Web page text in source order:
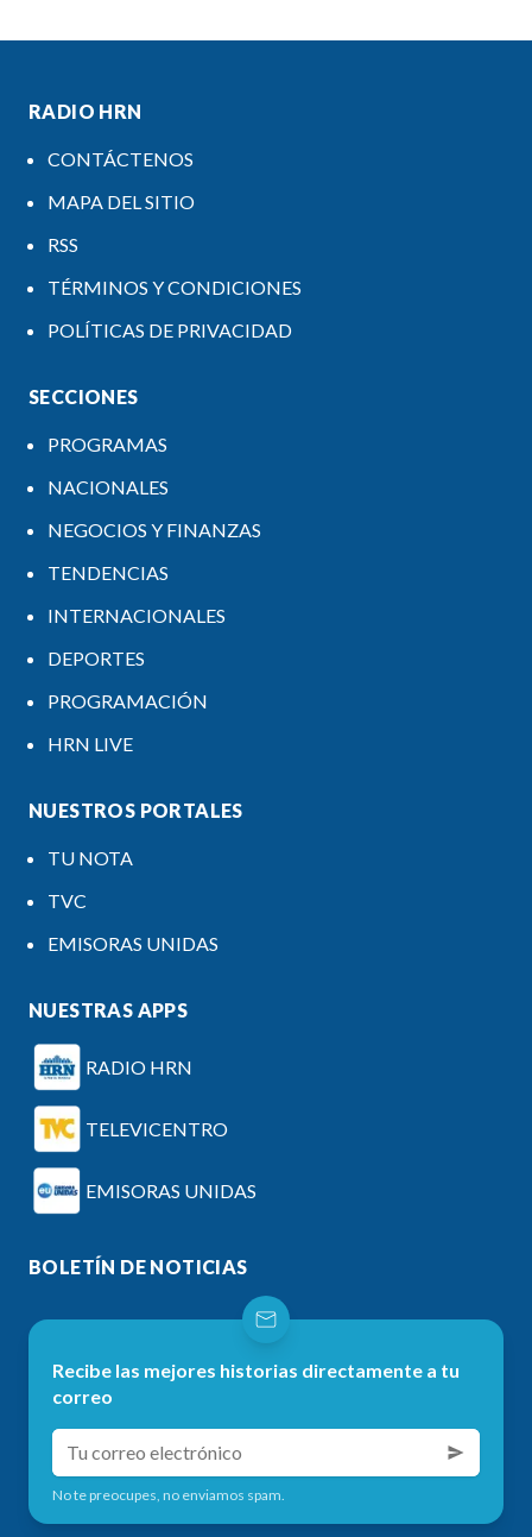
RADIO HRN
CONTÁCTENOS
MAPA DEL SITIO
RSS
TÉRMINOS Y CONDICIONES
POLÍTICAS DE PRIVACIDAD
SECCIONES
PROGRAMAS
NACIONALES
NEGOCIOS Y FINANZAS
TENDENCIAS
INTERNACIONALES
DEPORTES
PROGRAMACIÓN
HRN LIVE
NUESTROS PORTALES
TU NOTA
TVC
EMISORAS UNIDAS
NUESTRAS APPS
RADIO HRN
TELEVICENTRO
EMISORAS UNIDAS
BOLETÍN DE NOTICIAS
Recibe las mejores historias directamente a tu
correo
No te preocupes, no enviamos spam.